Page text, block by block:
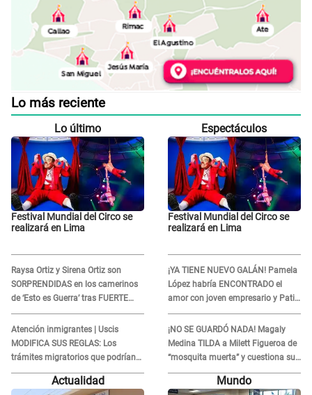
Lo más reciente
Lo último
Festival Mundial del Circo se
realizará en Lima
Raysa Ortiz y Sirena Ortiz son
SORPRENDIDAS en los camerinos
de ‘Esto es Guerra’ tras FUERTE
ENFRENTAMIENTO con Gabriel
Moisés: “Gracias”
Atención inmigrantes | Uscis
MODIFICA SUS REGLAS: Los
trámites migratorios que podrían
necesitar tu prueba de ADN
Espectáculos
Festival Mundial del Circo se
realizará en Lima
¡YA TIENE NUEVO GALÁN! Pamela
López habría ENCONTRADO el
amor con joven empresario y Pati
Lorena la ECHA en VIVO
¡NO SE GUARDÓ NADA! Magaly
Medina TILDA a Milett Figueroa de
“mosquita muerta” y cuestiona su
RECONCILIACIÓN con Marcelo
Tinelli en TV argentina
Actualidad Mundo